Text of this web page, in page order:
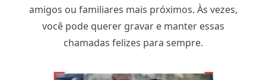
amigos ou familiares mais próximos. Às vezes,
você pode querer gravar e manter essas
chamadas felizes para sempre.